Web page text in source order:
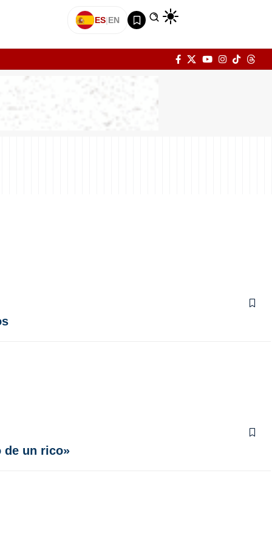
ES|EN
de un rico»